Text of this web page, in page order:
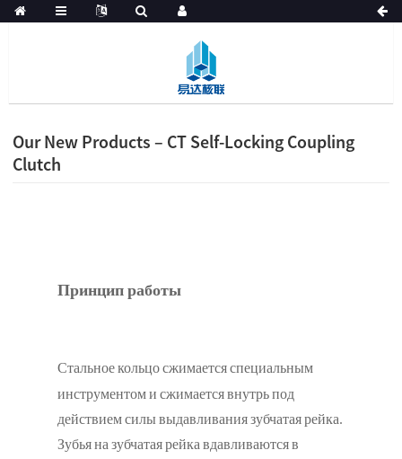
Our New Products – CT Self-Locking Coupling
Clutch
Принцип работы
Cтальное кольцо сжимается специальным
инструментом и сжимается внутрь под
действием силы выдавливания зубчатая рейка.
Зубья на зубчатая рейка вдавливаются в